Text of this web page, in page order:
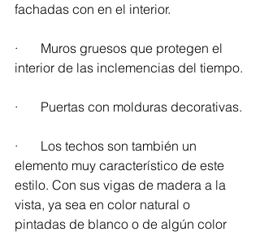
fachadas con en el interior.
·       Muros gruesos que protegen el
interior de las inclemencias del tiempo.
·       Puertas con molduras decorativas.
·       Los techos son también un
elemento muy característico de este
estilo. Con sus vigas de madera a la
vista, ya sea en color natural o
pintadas de blanco o de algún color